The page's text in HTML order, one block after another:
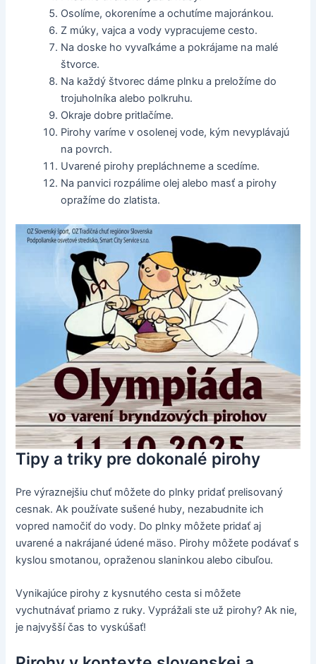
Osolíme, okoreníme a ochutíme majoránkou.
Z múky, vajca a vody vypracujeme cesto.
Na doske ho vyvaľkáme a pokrájame na malé
štvorce.
Na každý štvorec dáme plnku a preložíme do
trojuholníka alebo polkruhu.
Okraje dobre pritlačíme.
Pirohy varíme v osolenej vode, kým nevyplávajú
na povrch.
Uvarené pirohy prepláchneme a scedíme.
Na panvici rozpálime olej alebo masť a pirohy
opražíme do zlatista.
Tipy a triky pre dokonalé pirohy
Pre výraznejšiu chuť môžete do plnky pridať prelisovaný
cesnak. Ak používate sušené huby, nezabudnite ich
vopred namočiť do vody. Do plnky môžete pridať aj
uvarené a nakrájané údené mäso. Pirohy môžete podávať s
kyslou smotanou, opraženou slaninkou alebo cibuľou.
Vynikajúce pirohy z kysnutého cesta si môžete
vychutnávať priamo z ruky. Vyprážali ste už pirohy? Ak nie,
je najvyšší čas to vyskúšať!